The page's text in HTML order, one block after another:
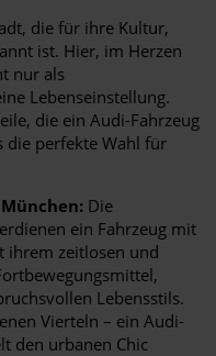
die für ihre Kultur,
ist. Hier, im Herzen
nur als
Lebenseinstellung.
die ein Audi-Fahrzeug
perfekte Wahl für
Die
ein Fahrzeug mit
ihrem zeitlosen und
Lebensstils.
Vierteln – ein Audi-
den urbanen Chic